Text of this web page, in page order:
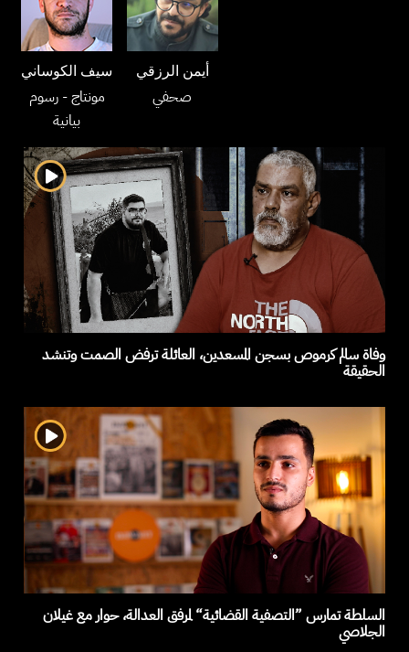
سيف الكوساني
مونتاج- رسوم
بيانية
أيمن الرزقي
صحفي
وفاة سالم كرموص بسجن المسعدين، العائلة ترفض الصمت وتنشد
الحقيقة
السلطة تمارس ”التصفية القضائية“ لمرفق العدالة، حوار مع غيلان
الجلاصي